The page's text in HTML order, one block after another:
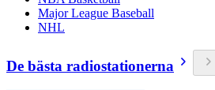
Major League Baseball
NHL
De bästa radiostationerna